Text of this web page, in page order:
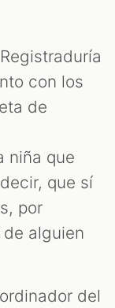
con los
de
niña que
que sí
por
alguien
del